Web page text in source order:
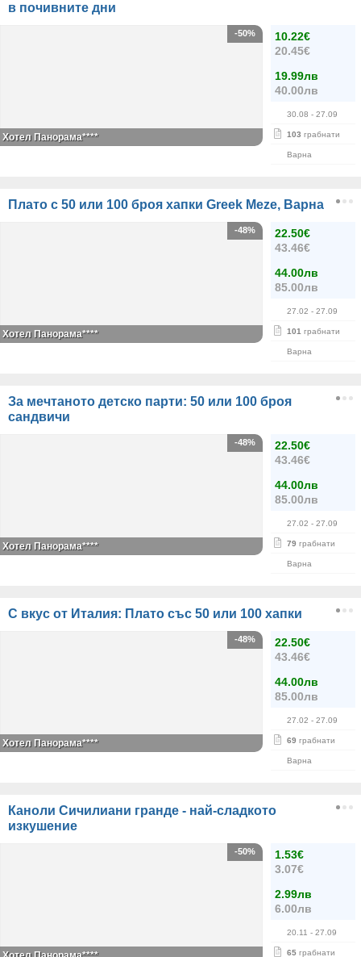
в почивните дни
10.22€
20.45€
19.99лв
40.00лв
30.08 - 27.09
103 грабнати
Варна
-50%
Хотел Панорама****
Плато с 50 или 100 броя хапки Greek Meze, Варна
22.50€
43.46€
44.00лв
85.00лв
27.02 - 27.09
101 грабнати
Варна
-48%
Хотел Панорама****
За мечтаното детско парти: 50 или 100 броя
сандвичи
22.50€
43.46€
44.00лв
85.00лв
27.02 - 27.09
79 грабнати
Варна
-48%
Хотел Панорама****
С вкус от Италия: Плато със 50 или 100 хапки
22.50€
43.46€
44.00лв
85.00лв
27.02 - 27.09
69 грабнати
Варна
-48%
Хотел Панорама****
Каноли Сичилиани гранде - най-сладкото
изкушение
1.53€
3.07€
2.99лв
6.00лв
20.11 - 27.09
65 грабнати
-50%